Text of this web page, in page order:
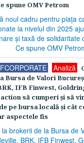
spune OMV Petrom
Analiză
Bursa de Valori
IFB Finwest,
să cumperi şi să
de pe bursa locală şi cât
aspectele fis